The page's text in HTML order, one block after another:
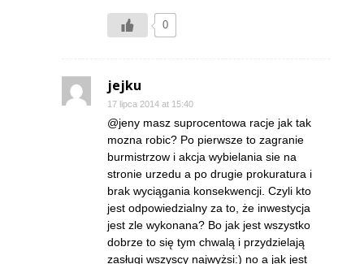
0
jejku
17 lipca 2014 at 15:40
@jeny masz suprocentowa racje jak tak
mozna robic? Po pierwsze to zagranie
burmistrzow i akcja wybielania sie na
stronie urzedu a po drugie prokuratura i
brak wyciągania konsekwencji. Czyli kto
jest odpowiedzialny za to, że inwestycja
jest zle wykonana? Bo jak jest wszystko
dobrze to się tym chwalą i przydzielają
zasługi wszyscy najwyżsi:) no a jak jest